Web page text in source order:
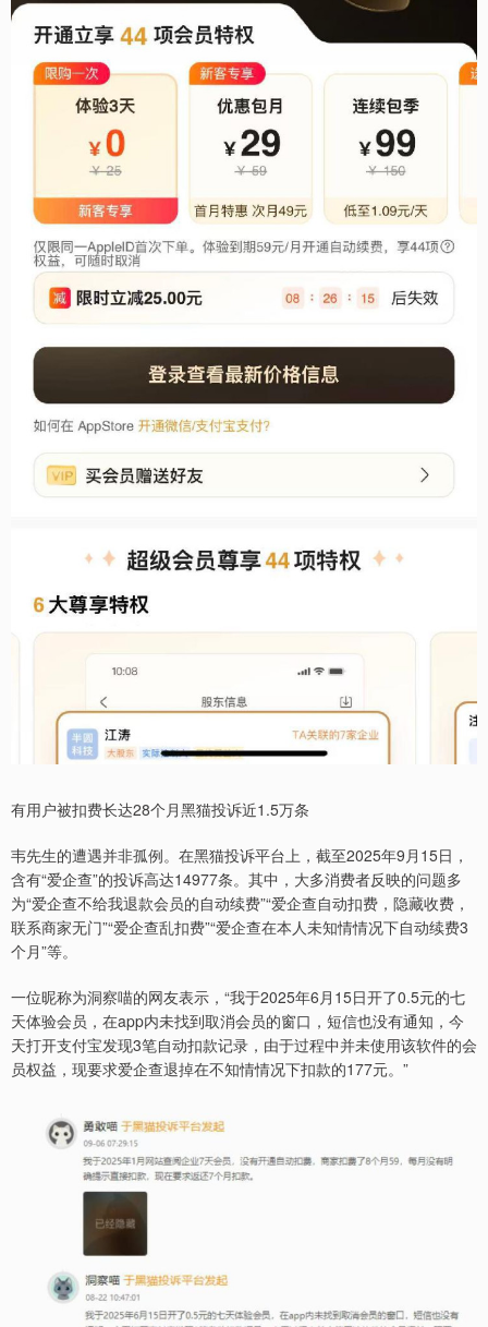
有用户被扣费长达28个月黑猫投诉近1.5万条
韦先生的遭遇并非孤例。在黑猫投诉平台上，截至2025年9月15日，
含有“爱企查”的投诉高达14977条。其中，大多消费者反映的问题多
为“爱企查不给我退款会员的自动续费”“爱企查自动扣费，隐藏收费，
联系商家无门”“爱企查乱扣费”“爱企查在本人未知情情况下自动续费3
个月”等。
一位昵称为洞察喵的网友表示，“我于2025年6月15日开了0.5元的七
天体验会员，在app内未找到取消会员的窗口，短信也没有通知，今
天打开支付宝发现3笔自动扣款记录，由于过程中并未使用该软件的会
员权益，现要求爱企查退掉在不知情情况下扣款的177元。”